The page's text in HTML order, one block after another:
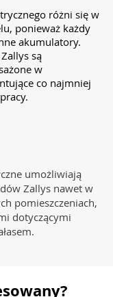
różni się w
ponieważ każdy
akumulatory.
są
w
co najmniej
umożliwiają
Zallys nawet w
pomieszczeniach,
dotyczącymi